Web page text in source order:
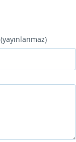
(yayınlanmaz)